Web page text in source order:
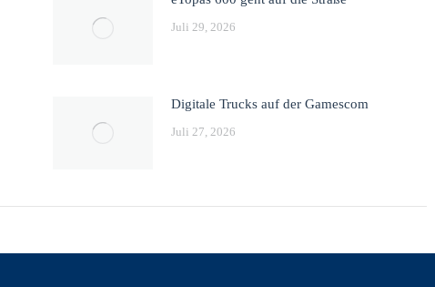
Juli 29, 2026
Digitale Trucks auf der Gamescom
Juli 27, 2026